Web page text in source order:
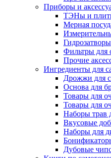
Приборы и
ТЭНы и
Мерная
Гидрозатворы
Фильтры для
Прочие
Ингредиенты для
Дрожжи для
Основа для
Товары для
Товары для
Наборы трав
Вкусовые
Наборы для
Дубовые